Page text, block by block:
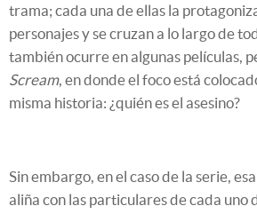
trama; cada una de ellas la
personajes y se cruzan a lo largo de
también ocurre en algunas películas,
Scream, en donde el foco está
misma historia: ¿quién es el asesino?
Sin embargo, en el caso de la serie,
aliña con las particulares de cada uno